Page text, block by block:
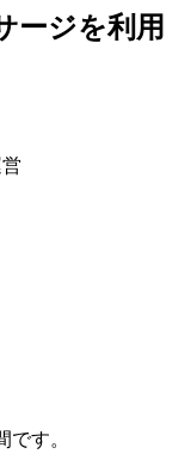
ージを利用
す。